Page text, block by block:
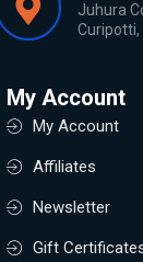
Juhura
Curipotti,
My Account
My Account
Affiliates
Newsletter
Gift